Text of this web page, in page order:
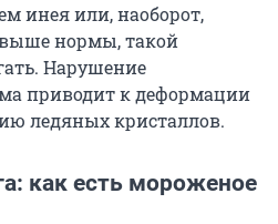
инея или, наоборот,
выше нормы, такой
Нарушение
приводит к деформации
ледяных кристаллов.
как есть мороженое